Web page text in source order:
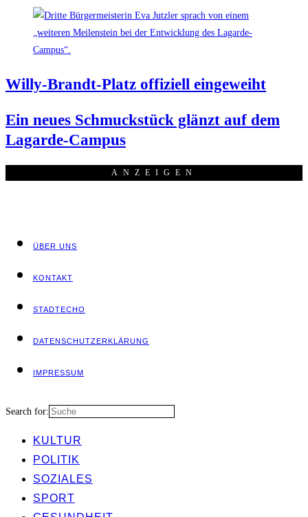
Wil­ly-Brandt-Platz offi­zi­ell eingeweiht
Ein neu­es Schmuck­stück glänzt auf dem
Lagarde-Campus
ANZEI­GEN
ÜBER UNS
KON­TAKT
STADT­ECHO
DATEN­SCHUTZ­ER­KLÄ­RUNG
IMPRES­SUM
Search for:
KUL­TUR
POLI­TIK
SOZIA­LES
SPORT